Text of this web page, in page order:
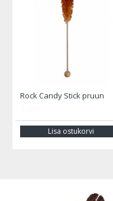
Rock Candy Stick pruun
Lisa ostukorvi